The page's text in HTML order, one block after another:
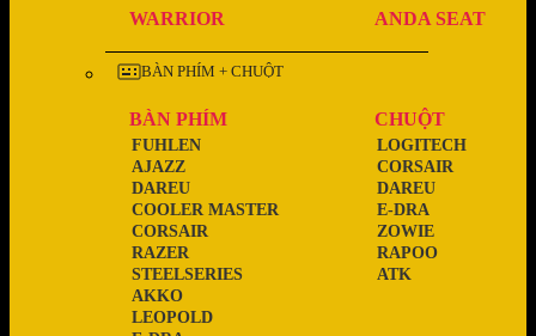
WARRIOR
ANDA SEAT
BÀN PHÍM + CHUỘT
BÀN PHÍM
LEOPOLD
AKKO
STEELSERIES
RAZER
CORSAIR
COOLER MASTER
DAREU
AJAZZ
FUHLEN
CHUỘT
ATK
RAPOO
ZOWIE
E-DRA
DAREU
CORSAIR
LOGITECH